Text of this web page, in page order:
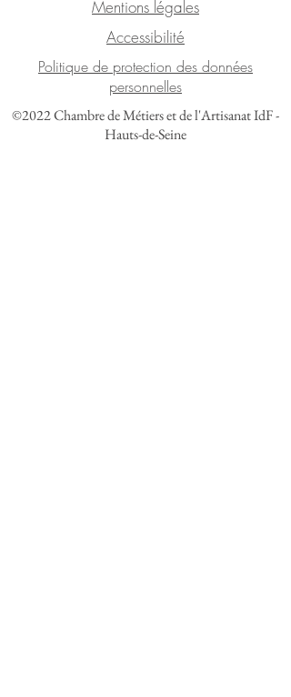
Mentions légales
Accessibilité
Politique de protection des données
personnelles
©2022 Chambre de Métiers et de l'Artisanat IdF -
Hauts-de-Seine